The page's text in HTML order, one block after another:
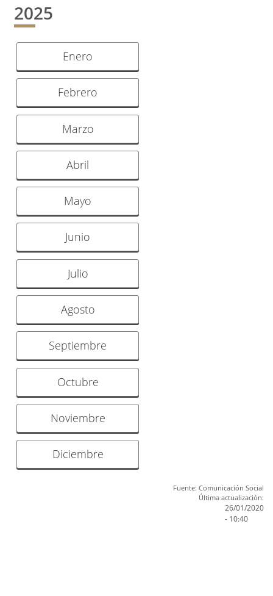
2025
Enero
Febrero
Marzo
Abril
Mayo
Junio
Julio
Agosto
Septiembre
Octubre
Noviembre
Diciembre
Fuente: Comunicación Social
Última actualización:
26/01/2020
- 10:40